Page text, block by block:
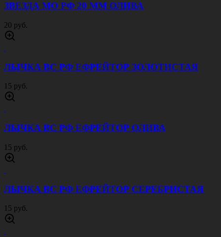
ЗВЕЗДА МО РФ 20 ММ ОЛИВА
20 руб.
ЛЫЧКА ВС РФ ЕФРЕЙТОР ЗОЛОТИСТАЯ
15 руб.
ЛЫЧКА ВС РФ ЕФРЕЙТОР ОЛИВА
15 руб.
ЛЫЧКА ВС РФ ЕФРЕЙТОР СЕРЕБРИСТАЯ
15 руб.